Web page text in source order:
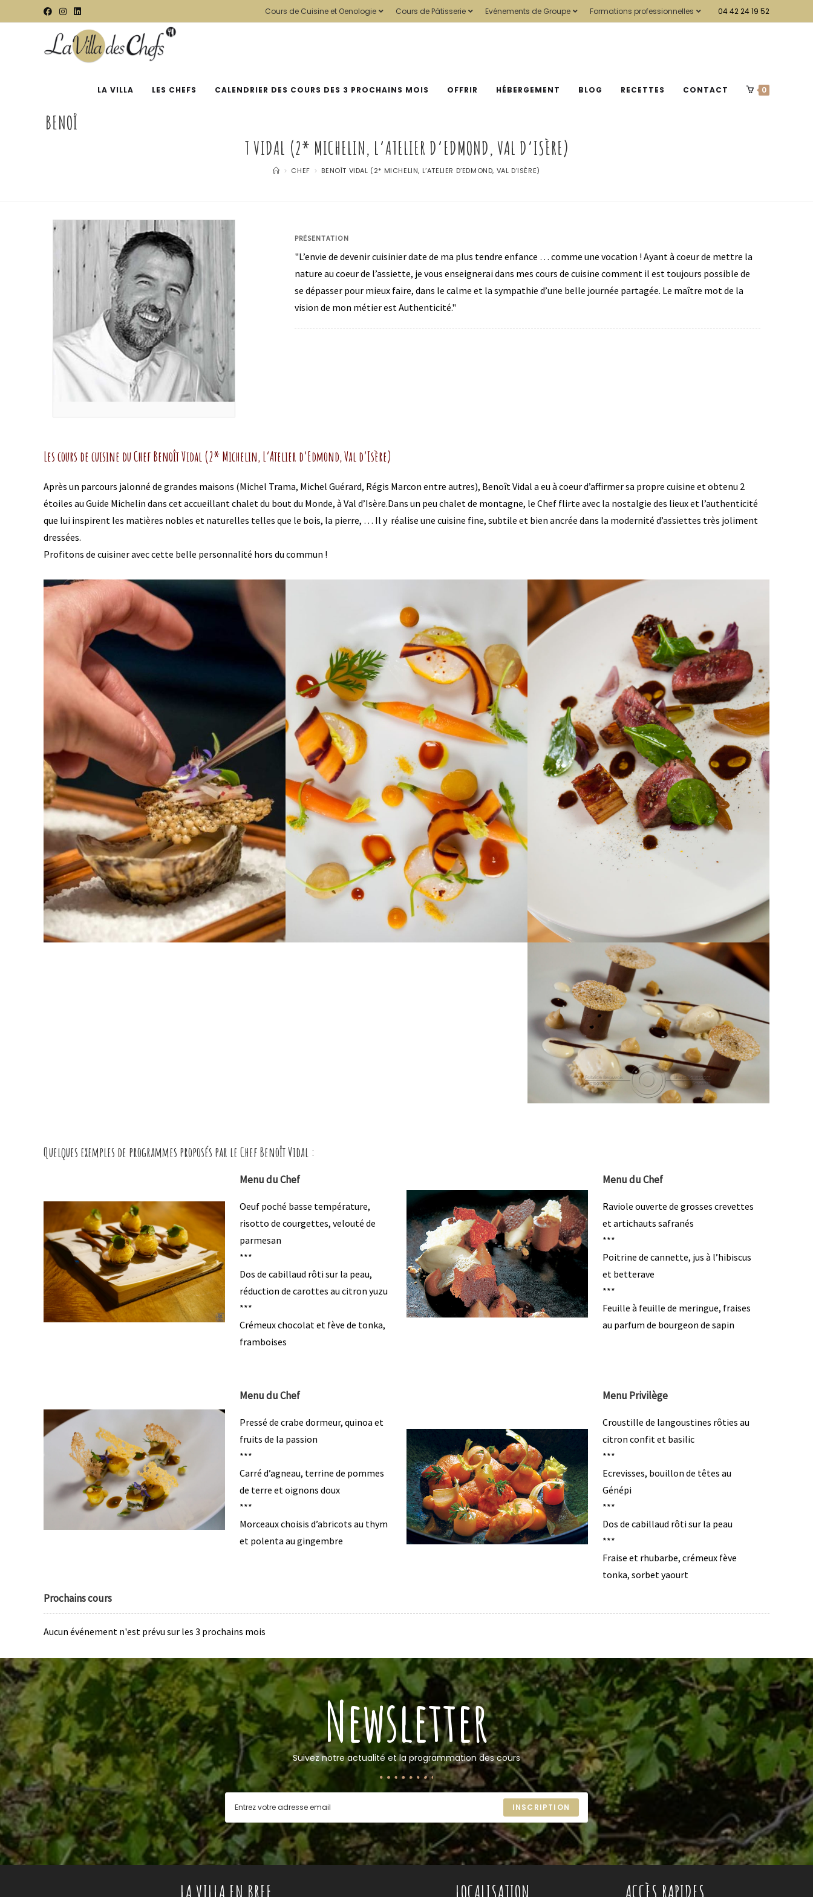
Cours de Cuisine et Oenologie Cours de Pâtisserie Evénements de Groupe Formations professionnelles 04 42 24 19 52
LA VILLA LES CHEFS CALENDRIER DES COURS DES 3 PROCHAINS MOIS OFFRIR HÉBERGEMENT BLOG RECETTES CONTACT 0
BENOÎ
T VIDAL (2* MICHELIN, L’ATELIER D’EDMOND, VAL D’ISÈRE)
> CHEF > BENOÎT VIDAL (2* MICHELIN, L’ATELIER D’EDMOND, VAL D’ISÈRE)
PRÉSENTATION
"L’envie de devenir cuisinier date de ma plus tendre enfance … comme une vocation ! Ayant à coeur de mettre la
nature au coeur de l’assiette, je vous enseignerai dans mes cours de cuisine comment il est toujours possible de
se dépasser pour mieux faire, dans le calme et la sympathie d’une belle journée partagée. Le maître mot de la
vision de mon métier est Authenticité."
Les cours de cuisine du Chef Benoît Vidal (2* Michelin, L’Atelier d’Edmond, Val d’Isère)
Après un parcours jalonné de grandes maisons (Michel Trama, Michel Guérard, Régis Marcon entre autres), Benoît Vidal a eu à coeur d’affirmer sa propre cuisine et obtenu 2
étoiles au Guide Michelin dans cet accueillant chalet du bout du Monde, à Val d’Isère.Dans un peu chalet de montagne, le Chef flirte avec la nostalgie des lieux et l’authenticité
que lui inspirent les matières nobles et naturelles telles que le bois, la pierre, … Il y réalise une cuisine fine, subtile et bien ancrée dans la modernité d’assiettes très joliment
dressées.
Profitons de cuisiner avec cette belle personnalité hors du commun !
Quelques exemples de programmes proposés par le Chef Benoît Vidal :
Menu du Chef
Oeuf poché basse température,
risotto de courgettes, velouté de
parmesan
***
Dos de cabillaud rôti sur la peau,
réduction de carottes au citron yuzu
***
Crémeux chocolat et fève de tonka,
framboises
Menu du Chef
Raviole ouverte de grosses crevettes
et artichauts safranés
***
Poitrine de cannette, jus à l’hibiscus
et betterave
***
Feuille à feuille de meringue, fraises
au parfum de bourgeon de sapin
Menu du Chef
Pressé de crabe dormeur, quinoa et
fruits de la passion
***
Carré d’agneau, terrine de pommes
de terre et oignons doux
***
Morceaux choisis d’abricots au thym
et polenta au gingembre
Menu Privilège
Croustille de langoustines rôties au
citron confit et basilic
***
Ecrevisses, bouillon de têtes au
Génépi
***
Dos de cabillaud rôti sur la peau
***
Fraise et rhubarbe, crémeux fève
tonka, sorbet yaourt
Prochains cours
Aucun événement n'est prévu sur les 3 prochains mois
Newsletter
Suivez notre actualité et la programmation des cours
INSCRIPTION
LA VILLA EN BREF... LOCALISATION ACCÈS RAPIDES